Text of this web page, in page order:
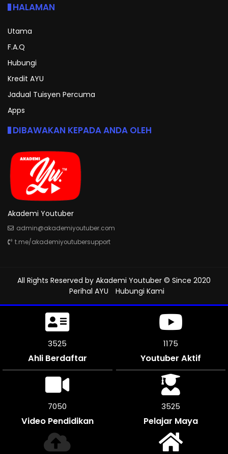
HALAMAN
Utama
F.A.Q
Hubungi
Kredit AYU
Jadual Tuisyen Percuma
Apps
DIBAWAKAN KEPADA ANDA OLEH
Akademi Youtuber
admin@akademiyoutuber.com
t.me/akademiyoutubersupport
All Rights Reserved by Akademi Youtuber © Since 2020
Perihal AYU
Hubungi Kami
3930
Ahli Berdaftar
1310
Youtuber Aktif
7854
Video Pendidikan
3927
Pelajar Maya